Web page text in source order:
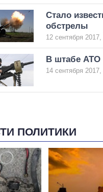
Стало
обстрелы
12 сентября
В штабе АТО
14 сентября
ПОЛИТИКИ